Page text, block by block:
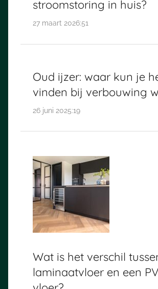
stroomstoring in huis?
27 maart 2026:51
Oud ijzer: waar kun je
vinden bij verbouwing
26 juni 2025:19
Wat is het verschil
laminaatvloer en een